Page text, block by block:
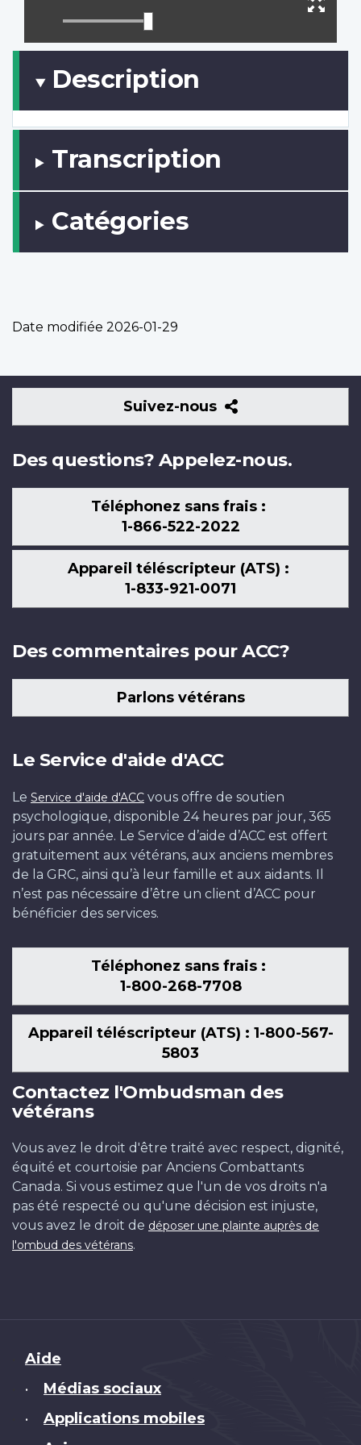
mode
muet
Description
Transcription
Catégories
Date modifiée 2026-01-29
Suivez-nous
Suivez-
nous
Des questions? Appelez-nous.
Téléphonez sans frais :
1-866-522-2022
Appareil téléscripteur (ATS) :
1-833-921-0071
Des commentaires pour ACC?
Parlons vétérans
Le Service d'aide d'ACC
Le Service d'aide d'ACC vous offre de soutien
psychologique, disponible 24 heures par jour, 365
jours par année. Le Service d’aide d’ACC est offert
gratuitement aux vétérans, aux anciens membres
de la GRC, ainsi qu’à leur famille et aux aidants. Il
n’est pas nécessaire d’être un client d’ACC pour
bénéficier des services.
Téléphonez sans frais :
1-800-268-7708
Appareil téléscripteur (ATS) : 1-800-567-
5803
Contactez l'Ombudsman des
vétérans
Vous avez le droit d'être traité avec respect, dignité,
équité et courtoisie par Anciens Combattants
Canada. Si vous estimez que l'un de vos droits n'a
pas été respecté ou qu'une décision est injuste,
vous avez le droit de déposer une plainte auprès de
l'ombud des vétérans.
Brand
Aide
• Médias sociaux
• Applications mobiles